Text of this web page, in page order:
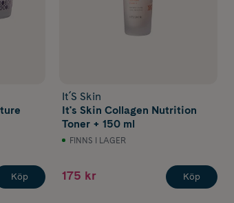
Köp
It´S Skin
It's Skin Collagen Nutrition
Toner + 150 ml
FINNS I LAGER
175 kr Köp